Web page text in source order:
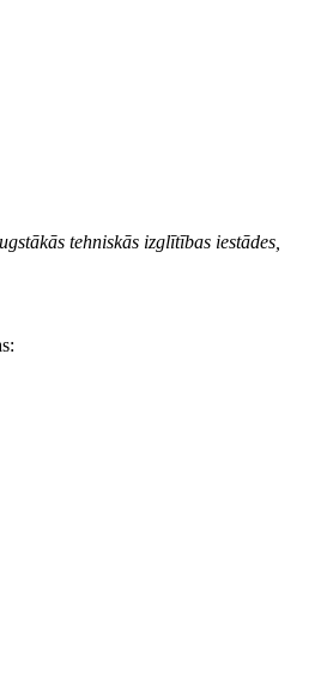
tehniskās izglītības iestādes,